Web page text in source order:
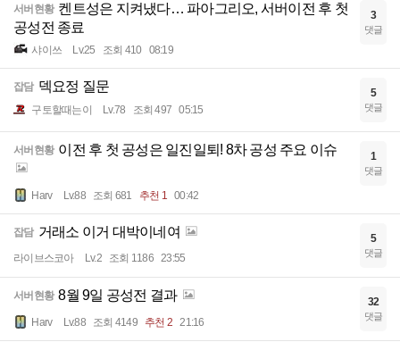
서버현황 켄트성은 지켜냈다… 파아그리오, 서버이전 후 첫
공성전 종료
샤이쓰 Lv.25 조회 410 08:19
3
댓글
잡담 덱요정 질문
구토할때는이 Lv.78 조회 497 05:15
5
댓글
서버현황 이전 후 첫 공성은 일진일퇴! 8차 공성 주요 이슈
Harv Lv.88 조회 681 추천 1 00:42
1
댓글
잡담 거래소 이거 대박이네여
라이브스코아 Lv.2 조회 1186 23:55
5
댓글
서버현황 8월 9일 공성전 결과
Harv Lv.88 조회 4149 추천 2 21:16
32
댓글